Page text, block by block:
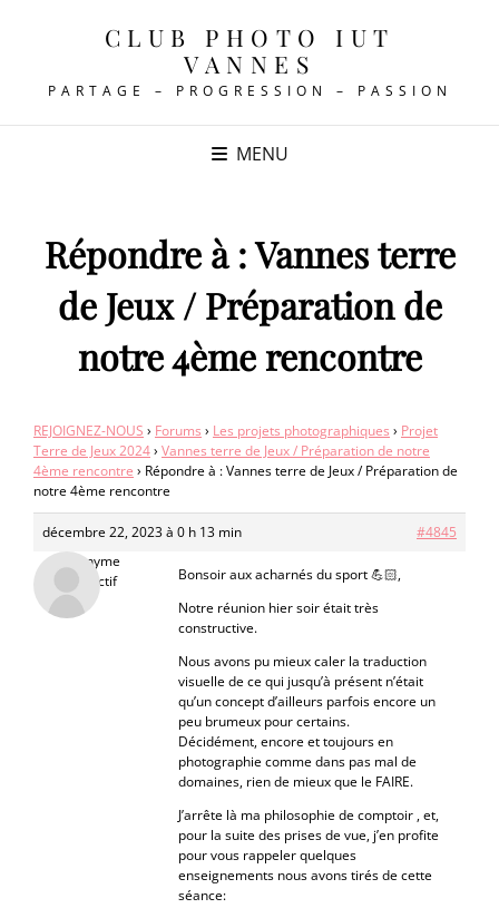
CLUB PHOTO IUT
VANNES
PARTAGE – PROGRESSION – PASSION
MENU
Répondre à : Vannes terre
de Jeux / Préparation de
notre 4ème rencontre
REJOIGNEZ-NOUS › Forums › Les projets photographiques › Projet
Terre de Jeux 2024› Vannes terre de Jeux / Préparation de notre
4ème rencontre › Répondre à : Vannes terre de Jeux / Préparation de
notre 4ème rencontre
décembre 22, 2023 à 0 h 13 min
#4845
Anonyme
Inactif
Bonsoir aux acharnés du sport 💪🏻,
Notre réunion hier soir était très
constructive.
Nous avons pu mieux caler la traduction
visuelle de ce qui jusqu’à présent n’était
qu’un concept d’ailleurs parfois encore un
peu brumeux pour certains.
Décidément, encore et toujours en
photographie comme dans pas mal de
domaines, rien de mieux que le FAIRE.
J’arrête là ma philosophie de comptoir , et,
pour la suite des prises de vue, j’en profite
pour vous rappeler quelques
enseignements nous avons tirés de cette
séance: